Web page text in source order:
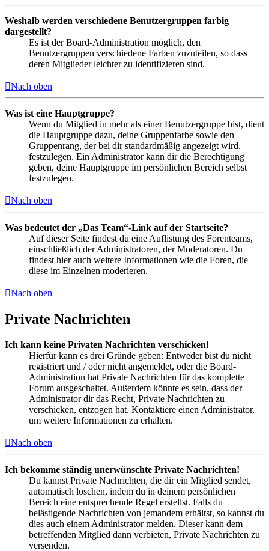
Weshalb werden verschiedene Benutzergruppen farbig
dargestellt?
Es ist der Board-Administration möglich, den
Benutzergruppen verschiedene Farben zuzuteilen, so dass
deren Mitglieder leichter zu identifizieren sind.
Nach oben
Was ist eine Hauptgruppe?
Wenn du Mitglied in mehr als einer Benutzergruppe bist, dient
die Hauptgruppe dazu, deine Gruppenfarbe sowie den
Gruppenrang, der bei dir standardmäßig angezeigt wird,
festzulegen. Ein Administrator kann dir die Berechtigung
geben, deine Hauptgruppe im persönlichen Bereich selbst
festzulegen.
Nach oben
Was bedeutet der „Das Team“-Link auf der Startseite?
Auf dieser Seite findest du eine Auflistung des Forenteams,
einschließlich der Administratoren, der Moderatoren. Du
findest hier auch weitere Informationen wie die Foren, die
diese im Einzelnen moderieren.
Nach oben
Private Nachrichten
Ich kann keine Privaten Nachrichten verschicken!
Hierfür kann es drei Gründe geben: Entweder bist du nicht
registriert und / oder nicht angemeldet, oder die Board-
Administration hat Private Nachrichten für das komplette
Forum ausgeschaltet. Außerdem könnte es sein, dass der
Administrator dir das Recht, Private Nachrichten zu
verschicken, entzogen hat. Kontaktiere einen Administrator,
um weitere Informationen zu erhalten.
Nach oben
Ich bekomme ständig unerwünschte Private Nachrichten!
Du kannst Private Nachrichten, die dir ein Mitglied sendet,
automatisch löschen, indem du in deinem persönlichen
Bereich eine entsprechende Regel erstellst. Falls du
belästigende Nachrichten von jemandem erhältst, so kannst du
dies auch einem Administrator melden. Dieser kann dem
betreffenden Mitglied dann verbieten, Private Nachrichten zu
versenden.